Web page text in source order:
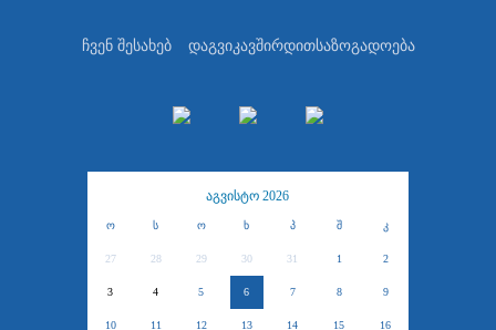
ჩვენ შესახებ დაგვიკავშირდითსაზოგადოება
აგვისტო 2026
ო ს ო ხ პ შ კ
27 28 29 30 31 1 2
3 4 5 6 7 8 9
10 11 12 13 14 15 16